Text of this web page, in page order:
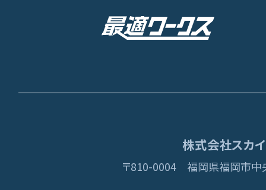
株式会社スカ
〒810-0004 福岡県福岡市